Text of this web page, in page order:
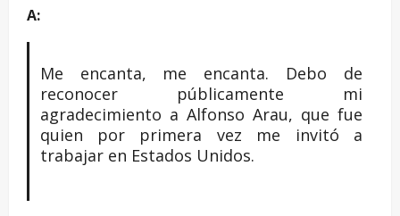
A:
Me encanta, me encanta. Debo de
reconocer públicamente mi
agradecimiento a Alfonso Arau, que fue
quien por primera vez me invitó a
trabajar en Estados Unidos.